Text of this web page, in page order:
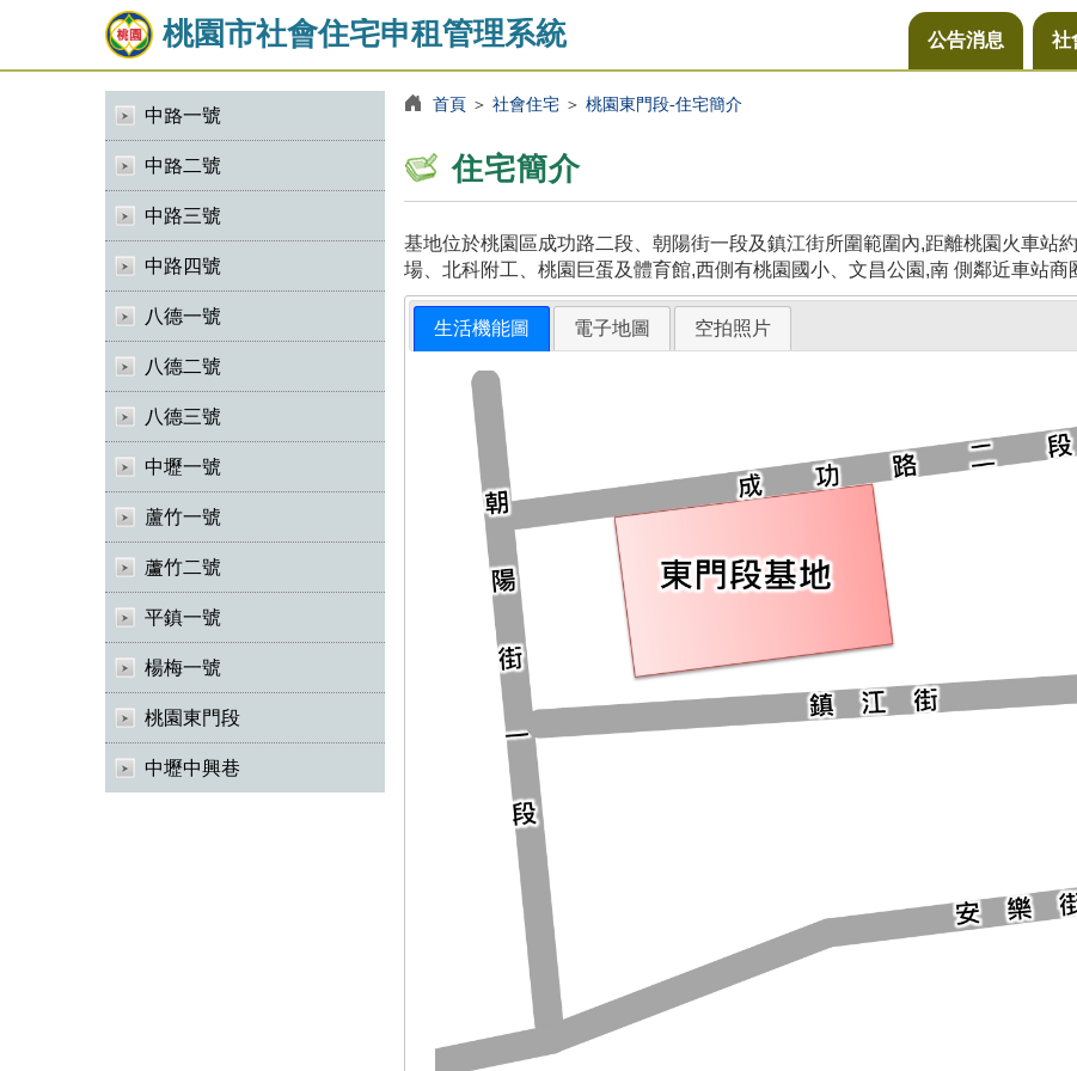
桃園市社會住宅申租管理系統 公告消息 社
中路一號
中路二號
中路三號
中路四號
八德一號
八德二號
八德三號
中壢一號
蘆竹一號
蘆竹二號
平鎮一號
楊梅一號
桃園東門段
中壢中興巷
首頁＞ 社會住宅＞ 桃園東門段-住宅簡介
住宅簡介
基地位於桃園區成功路二段、朝陽街一段及鎮江街所圍範圍內,距離桃園火車站
場、北科附工、桃園巨蛋及體育館,西側有桃園國小、文昌公園,南 側鄰近車站商
生活機能圖 電子地圖 空拍照片